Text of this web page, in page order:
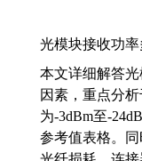
光模块接收功
本文详细解答
因素，重点分
为-3dBm至-
参考值表格。